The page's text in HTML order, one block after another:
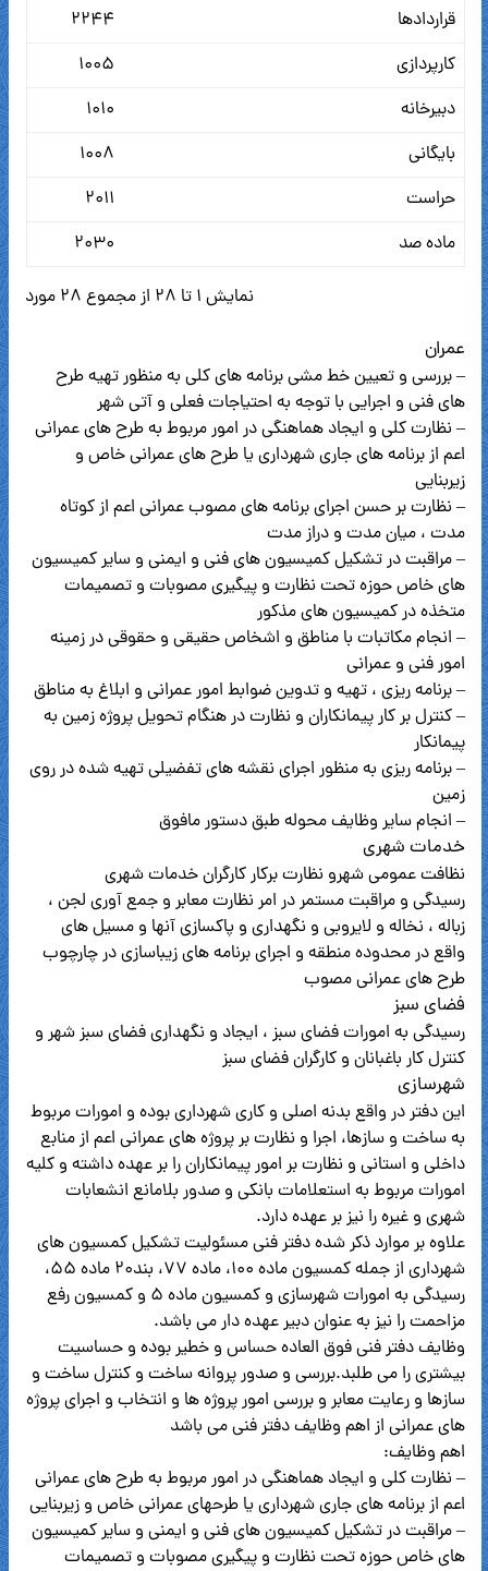
قراردادها
۲۲۴۴
کارپردازی
۱۰۰۵
دبیرخانه
۱۰۱۰
بایگانی
۱۰۰۸
حراست
۲۰۱۱
ماده صد
۲۰۳۰
نمایش 1 تا 28 از مجموع 28 مورد
عمران
– بررسی و تعیین خط مشی برنامه های کلی به منظور تهیه طرح
های فنی و اجرایی با توجه به احتیاجات فعلی و آتی شهر
– نظارت کلی و ایجاد هماهنگی در امور مربوط به طرح های عمرانی
اعم از برنامه های جاری شهرداری یا طرح های عمرانی خاص و
زیربنایی
– نظارت بر حسن اجرای برنامه های مصوب عمرانی اعم از کوتاه
مدت ، میان مدت و دراز مدت
– مراقبت در تشکیل کمیسیون های فنی و ایمنی و سایر کمیسیون
های خاص حوزه تحت نظارت و پیگیری مصوبات و تصمیمات
متخذه در کمیسیون های مذکور
– انجام مکاتبات با مناطق و اشخاص حقیقی و حقوقی در زمینه
امور فنی و عمرانی
– برنامه ریزی ، تهیه و تدوین ضوابط امور عمرانی و ابلاغ به مناطق
– کنترل بر کار پیمانکاران و نظارت در هنگام تحویل پروژه زمین به
پیمانکار
– برنامه ریزی به منظور اجرای نقشه های تفضیلی تهیه شده در روی
زمین
– انجام سایر وظایف محوله طبق دستور مافوق
خدمات شهری
نظافت عمومی شهرو نظارت برکار کارگران خدمات شهری
رسیدگی و مراقبت مستمر در امر نظارت معابر و جمع آوری لجن ،
زباله ، نخاله و لایروبی و نگهداری و پاکسازی آنها و مسیل های
واقع در محدوده منطقه و اجرای برنامه های زیباسازی در چارچوب
طرح های عمرانی مصوب
فضای سبز
رسیدگی به امورات فضای سبز ، ایجاد و نگهداری فضای سبز شهر و
کنترل کار باغبانان و کارگران فضای سبز
شهرسازی
این دفتر در واقع بدنه اصلی و کاری شهرداری بوده و امورات مربوط
به ساخت و سازها، اجرا و نظارت بر پروژه های عمرانی اعم از منابع
داخلی و استانی و نظارت بر امور پیمانکاران را بر عهده داشته و کلیه
امورات مربوط به استعلامات بانکی و صدور بلامانع انشعابات
شهری و غیره را نیز بر عهده دارد.
علاوه بر موارد ذکر شده دفتر فنی مسئولیت تشکیل کمسیون های
شهرداری از جمله کمسیون ماده ۱۰۰، ماده ۷۷، بند۲۰ ماده ۵۵،
رسیدگی به امورات شهرسازی و کمسیون ماده ۵ و کمسیون رفع
مزاحمت را نیز به عنوان دبیر عهده دار می باشد.
وظایف دفتر فنی فوق العاده حساس و خطیر بوده و حساسیت
بیشتری را می طلبد.بررسی و صدور پروانه ساخت و کنترل ساخت و
سازها و رعایت معابر و بررسی امور پروژه ها و انتخاب و اجرای پروژه
های عمرانی از اهم وظایف دفتر فنی می باشد
اهم وظایف:
– نظارت کلی و ایجاد هماهنگی در امور مربوط به طرح های عمرانی
اعم از برنامه های جاری شهرداری یا طرحهای عمرانی خاص و زیربنایی
– مراقبت در تشکیل کمیسیون های فنی و ایمنی و سایر کمیسیون
های خاص حوزه تحت نظارت و پیگیری مصوبات و تصمیمات